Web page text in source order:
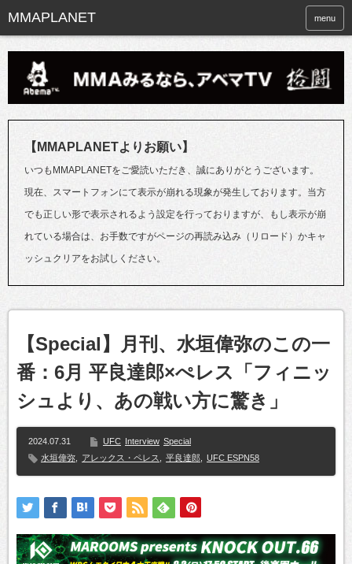
menu
【MMAPLANETよりお願い】
いつもMMAPLANETをご愛読いただき、誠にありがとうございます。
現在、スマートフォンにて表示が崩れる現象が発生しております。当方
でも正しい形で表示されるよう設定を行っておりますが、もし表示が崩
れている場合は、お手数ですがページの再読み込み（リロード）かキャ
ッシュクリアをお試しください。
【Special】月刊、水垣偉弥のこの一
番：6月 平良達郎×ぺレス「フィニッ
シュより、あの戦い方に驚き」
2024.07.31 UFC Interview Special
水垣偉弥
アレックス・ペレス 平良達郎 UFC ESPN58